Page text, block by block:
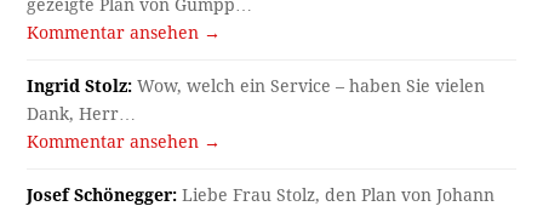
gezeigte Plan von Gumpp…
Kommentar ansehen →
Ingrid Stolz: Wow, welch ein Service – haben Sie vielen
Dank, Herr…
Kommentar ansehen →
Josef Schönegger: Liebe Frau Stolz, den Plan von Johann